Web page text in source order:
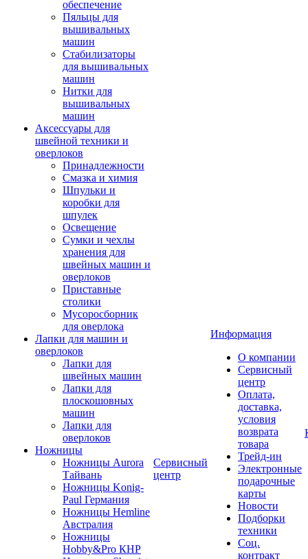
обеспечение
Пяльцы для
вышивальных
машин
Стабилизаторы
для вышивальных
машин
Нитки для
вышивальных
машин
Аксессуары для
швейной техники и
оверлоков
Принадлежности
Смазка и химия
Шпульки и
коробки для
шпулек
Освещение
Сумки и чехлы
хранения для
швейных машин и
оверлоков
Приставные
столики
Мусоросборник
для оверлока
Лапки для машин и
оверлоков
Лапки для
швейных машин
Лапки для
плоскошовных
машин
Лапки для
оверлоков
Ножницы
Ножницы Aurora
Тайвань
Ножницы Konig-
Paul Германия
Ножницы Hemline
Австралия
Ножницы
Hobby&Pro КНР
Сервисный
центр
Информация
О компании
Сервисный
центр
Оплата,
доставка,
условия
возврата
товара
Трейд-ин
Электронные
подарочные
карты
Новости
Подборки
техники
Соц.
контракт